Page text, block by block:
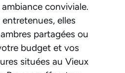
conviviale.
elles
partagées ou
budget et vos
situées au Vieux